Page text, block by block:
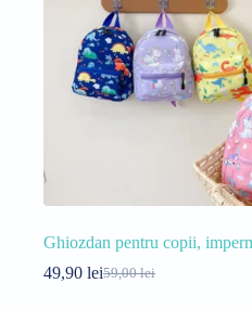
Ghiozdan pentru copii,
59,00lei
Prețul
49,90 leiPrețul